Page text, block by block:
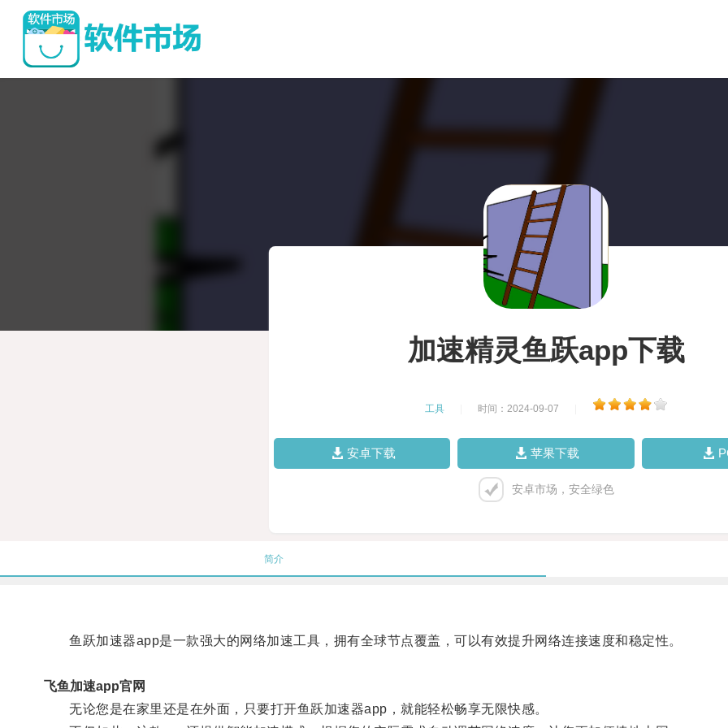
加速精灵鱼跃app下载
工具 时间：2024-09-07
安卓下载 苹果下载
安卓市场，安全绿色
简介
鱼跃加速器app是一款强大的网络加速工具，拥有全球节点覆盖，可以有效提升网络连接速度和稳定性。
飞鱼加速app官网
无论您是在家里还是在外面，只要打开鱼跃加速器app，就能轻松畅享无限快感。